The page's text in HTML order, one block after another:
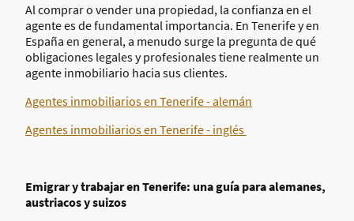
Al comprar o vender una propiedad, la confianza en el
agente es de fundamental importancia. En Tenerife y en
España en general, a menudo surge la pregunta de qué
obligaciones legales y profesionales tiene realmente un
agente inmobiliario hacia sus clientes.
Agentes inmobiliarios en Tenerife - alemán
Agentes inmobiliarios en Tenerife - inglés
Emigrar y trabajar en Tenerife: una guía para alemanes,
austriacos y suizos